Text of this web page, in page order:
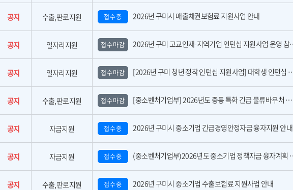
공지 수출,판로지원 접수중 2026년 구미시 매출채권보험료 지원사업 안내
공지 일자리지원 접수마감 2026년 구미 고교인재-지역기업 인턴십 지원사업 운영 참여기업 모집 공고(수정)
공지 일자리지원 접수마감 [2026년 구미 청년 정착 인턴십 지원사업] 대학생 인턴십 운영 참여기업 모집
공지 수출,판로지원 접수마감 [중소벤처기업부] 2026년도 중동 특화 긴급 물류바우처 사업 참여기업 모집
공지 자금지원 접수중 2026년 구미시 중소기업 긴급경영안정자금 융자지원 안내
공지 자금지원 접수중 (중소벤처기업부)2026년도 중소기업 정책자금 융자계획 공고 안내
공지 수출,판로지원 접수중 2026년 구미시 중소기업 수출보험료 지원사업 안내